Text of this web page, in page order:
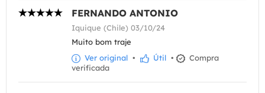
FERNANDO ANTONIO
Iquique (Chile) 03/10/24
Muito bom traje
Ver original • Útil •
Compra
verificada